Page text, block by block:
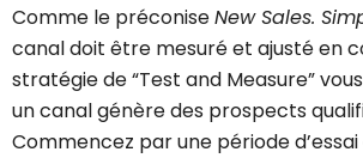
Comme le préconiseNew Sales.
canal doit être mesuré et ajusté en
stratégie de “Test and Measure”
un canal génère des prospects
Commencez par une période